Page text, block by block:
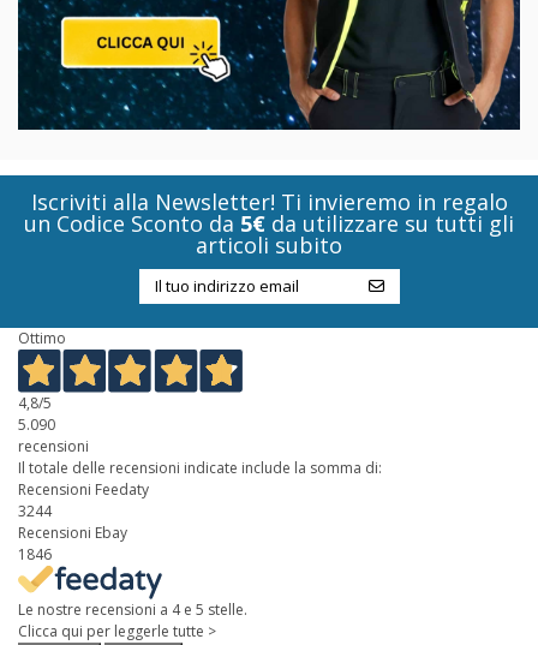
Iscriviti alla Newsletter! Ti invieremo in regalo
un Codice Sconto da 5€ da utilizzare su tutti gli
articoli subito
Ottimo
4,8/5
5.090
recensioni
Il totale delle recensioni indicate include la somma di:
Recensioni Feedaty
3244
Recensioni Ebay
1846
Le nostre recensioni a 4 e 5 stelle.
Clicca qui per leggerle tutte >